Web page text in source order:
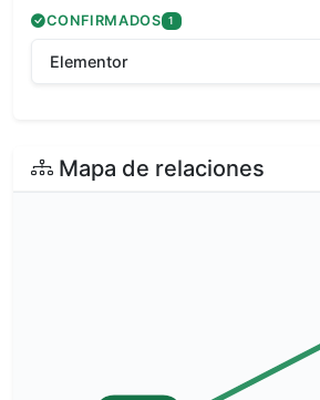
CONFIRMADOS 1
Elementor
Mapa de relaciones